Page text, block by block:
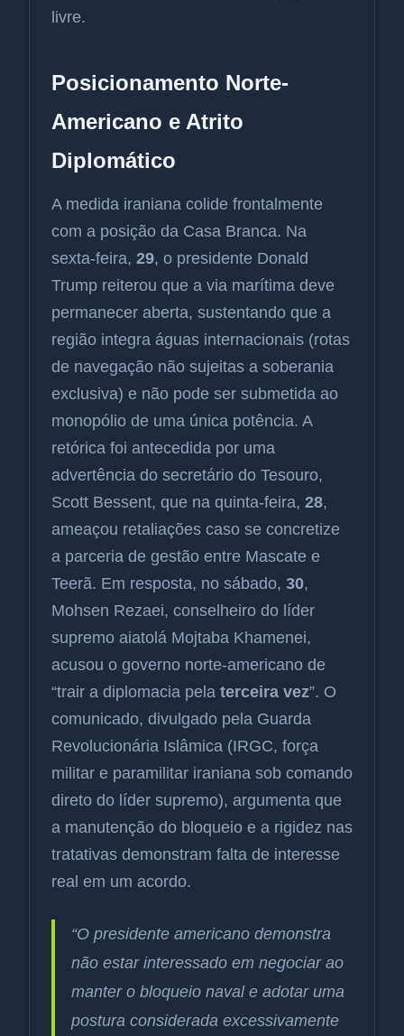
livre.
Posicionamento Norte-
Americano e Atrito
Diplomático
A medida iraniana colide frontalmente
com a posição da Casa Branca. Na
sexta-feira, 29, o presidente Donald
Trump reiterou que a via marítima deve
permanecer aberta, sustentando que a
região integra águas internacionais (rotas
de navegação não sujeitas a soberania
exclusiva) e não pode ser submetida ao
monopólio de uma única potência. A
retórica foi antecedida por uma
advertência do secretário do Tesouro,
Scott Bessent, que na quinta-feira, 28,
ameaçou retaliações caso se concretize
a parceria de gestão entre Mascate e
Teerã. Em resposta, no sábado, 30,
Mohsen Rezaei, conselheiro do líder
supremo aiatolá Mojtaba Khamenei,
acusou o governo norte-americano de
“trair a diplomacia pela terceira vez”. O
comunicado, divulgado pela Guarda
Revolucionária Islâmica (IRGC, força
militar e paramilitar iraniana sob comando
direto do líder supremo), argumenta que
a manutenção do bloqueio e a rigidez nas
tratativas demonstram falta de interesse
real em um acordo.
“O presidente americano demonstra
não estar interessado em negociar ao
manter o bloqueio naval e adotar uma
postura considerada excessivamente